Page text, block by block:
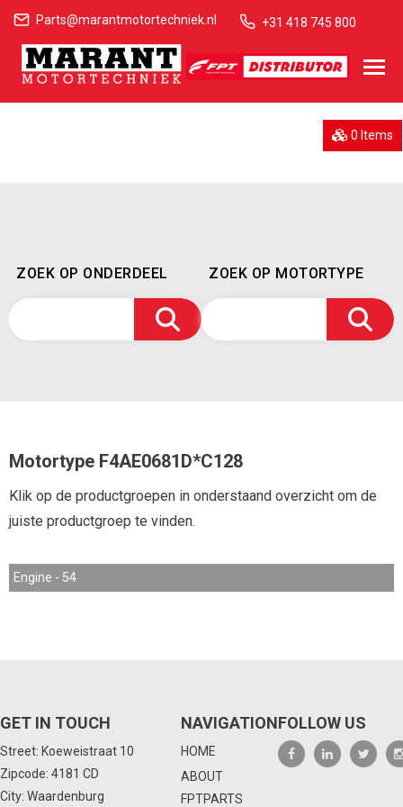
Parts@marantmotortechniek.nl +31 418 745 800
0 Items
ZOEK OP ONDERDEEL ZOEK OP MOTORTYPE
Motortype F4AE0681D*C128
Klik op de productgroepen in onderstaand overzicht om de
juiste productgroep te vinden.
Engine - 54
GET IN TOUCH
Street: Koeweistraat 10
Zipcode: 4181 CD
City: Waardenburg
NAVIGATION
HOME
ABOUT
FPTPARTS
FOLLOW US